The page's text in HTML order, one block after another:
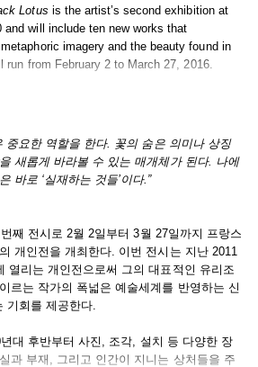
Lotus is the artist’s second exhibition at
and will include ten new works that
imagery and the beauty found in
run from February 2 to March 27, 2016.
Michel Othoniel has explored diverse
deals with subjects such as
left by suffering and loss. Othoniel first
as an artist working with unorthodox
phosphorous, all of which possess an
celebrated for his mastery of the medium
and ephemerality. Dense but fragile,
Othoniel brought renewed attention to the
His project Le Collier Cicatrice (1997),
artist Félix Gonzales-Torres, functions as
his practice in glass to include
the artist presented compelling and
중요한 역할을 한다. 꽃의 숨은 의미나 상징
새롭게 바라볼 수 있는 매개체가 된다. 나에
바로 ‘실재하는 것들’이다.”
째 전시로 2월 2일부터 3월 27일까지 프랑스
개인전을 개최한다. 이번 전시는 지난 2011
열리는 개인전으로써 그의 대표적인 유리조
르는 작가의 폭넓은 예술세계를 반영하는 신
기회를 제공한다.
대 후반부터 사진, 조각, 설치 등 다양한 장
과 부재, 그리고 인간이 지니는 상처들을 주